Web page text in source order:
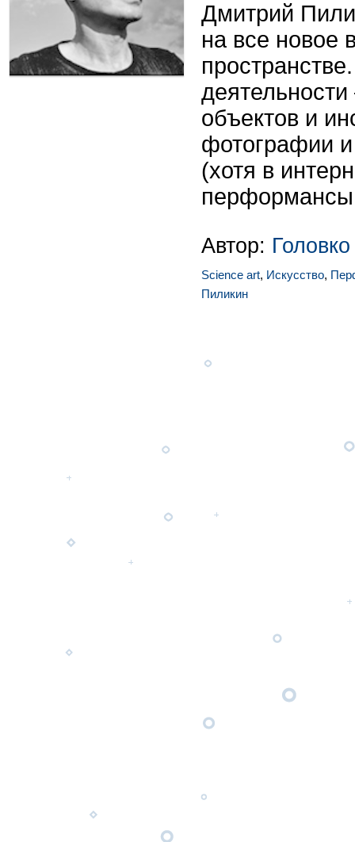
Дмитрий
на все новое
объектов и
фотографии
(хотя в
Автор:
Science art, Искусство,
Пиликин